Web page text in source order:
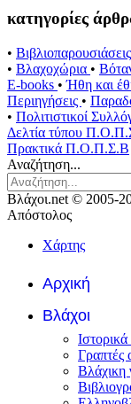
κατηγορίες
• Βιβλιοπαρουσιάσεις
• Βλαχοχώρια •
E-books •Ήθη και
Περιηγήσεις •
• Πολιτιστικοί
Δελτία τύπου
Πρακτικά Π.Ο.Π.Σ.Β
Αναζήτηση...
Βλάχοι.net © 2005-
Απόστολος
Χάρτης
Αρχική
Βλάχοι
Ιστορικά
Γραπτές